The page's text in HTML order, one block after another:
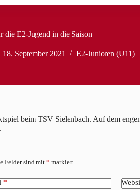
die E2-Jugend in die Saison
18. September 2021 E2-Junioren (U11)
beim TSV Sielenbach. Auf dem
Felder sind mit * markiert
*